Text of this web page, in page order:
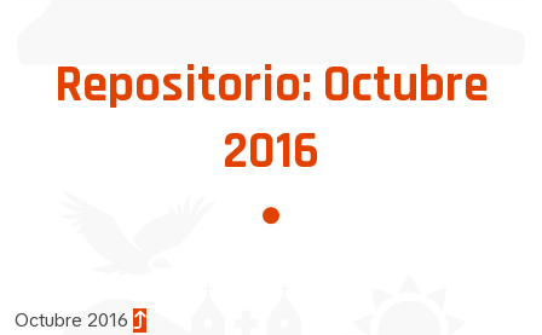
Repositorio: Octubre
2016
Octubre 2016